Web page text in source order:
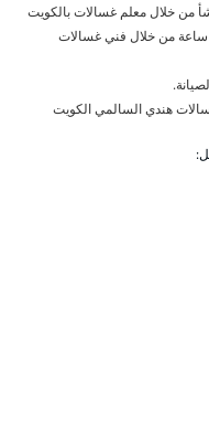
من خلال معلم غسالات بالكويت
إصلاح وصيانة جميع أعطال الغسالات وعلى مدار 24 ساعة من خلال فني غسالات
هندي السالمي الكويت